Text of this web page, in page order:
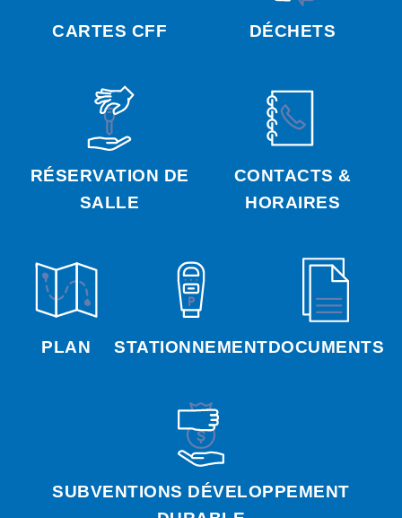
CARTES CFF DÉCHETS
RÉSERVATION DE
SALLE
CONTACTS &
HORAIRES
PLAN STATIONNEMENTDOCUMENTS
SUBVENTIONS DÉVELOPPEMENT